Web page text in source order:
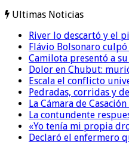
Ultimas Noticias
River lo descartó y el
Flávio Bolsonaro
Camilota presentó a
Dolor en Chubut:
Escala el conflicto
Pedradas, corridas y
La Cámara de
La contundente
«Yo tenía mi propia
Declaró el enfermero